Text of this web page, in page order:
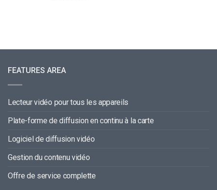
FEATURES AREA
Lecteur vidéo pour tous les appareils
Plate-forme de diffusion en continu à la carte
Logiciel de diffusion vidéo
Gestion du contenu vidéo
Offre de service complette